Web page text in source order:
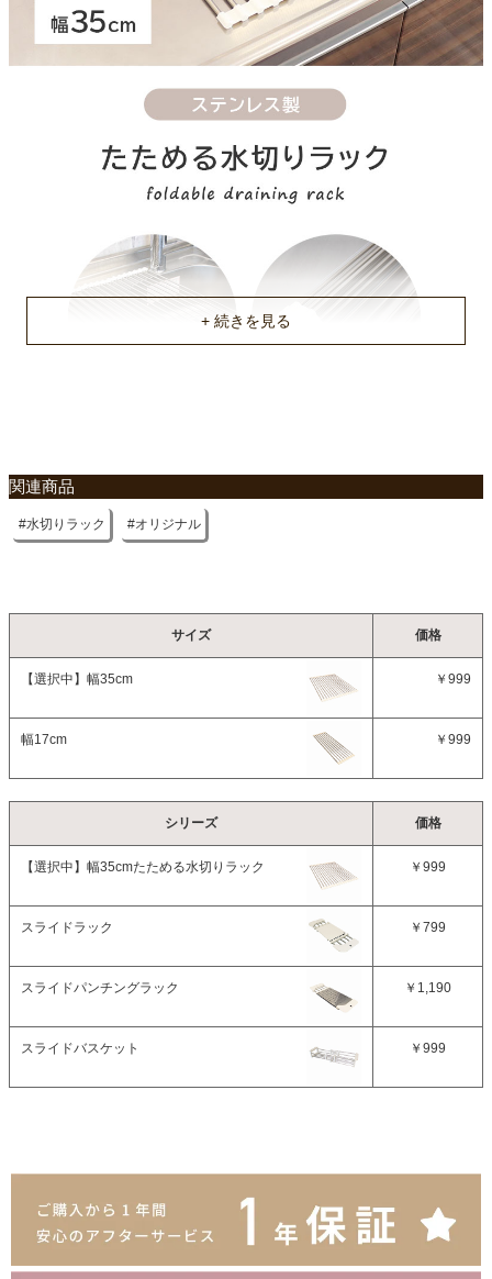
関連商品
水切りラック オリジナル
サイズ 価格
【選択中】 幅35cm ￥999
幅17cm ￥999
シリーズ 価格
【選択中】 幅35cmたためる水切りラック ￥999
スライドラック ￥799
スライドパンチングラック ￥1,190
スライドバスケット ￥999